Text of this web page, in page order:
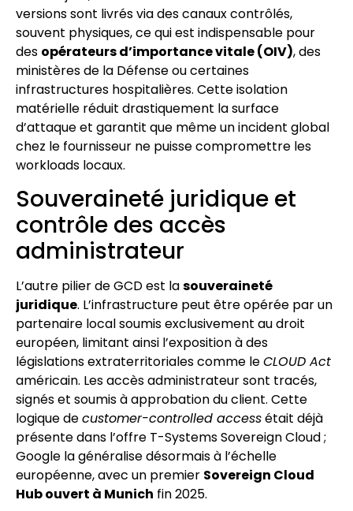
versions sont livrés via des canaux contrôlés,
souvent physiques, ce qui est indispensable pour
des opérateurs d’importance vitale (OIV), des
ministères de la Défense ou certaines
infrastructures hospitalières. Cette isolation
matérielle réduit drastiquement la surface
d’attaque et garantit que même un incident global
chez le fournisseur ne puisse compromettre les
workloads locaux.
Souveraineté juridique et
contrôle des accès
administrateur
L’autre pilier de GCD est lasouveraineté
juridique. L’infrastructure peut être opérée par un
partenaire local soumis exclusivement au droit
européen, limitant ainsi l’exposition à des
législations extraterritoriales comme leCLOUD Act
américain. Les accès administrateur sont tracés,
signés et soumis à approbation du client. Cette
logique decustomer-controlled accessétait déjà
présente dans l’offre T-Systems Sovereign Cloud ;
Google la généralise désormais à l’échelle
européenne, avec un premier Sovereign Cloud
Hub ouvert à Munich fin 2025.